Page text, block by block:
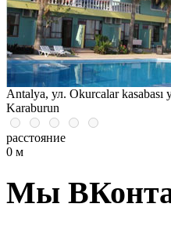
Antalya, ул. Okurcalar kasabası
Karaburun
расстояние
0 м
Мы